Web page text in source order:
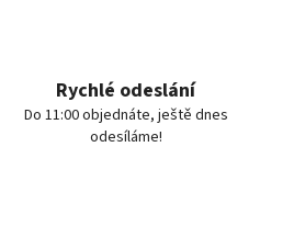
Rychlé odeslání
Do 11:00 objednáte, ještě dnes
odesíláme!